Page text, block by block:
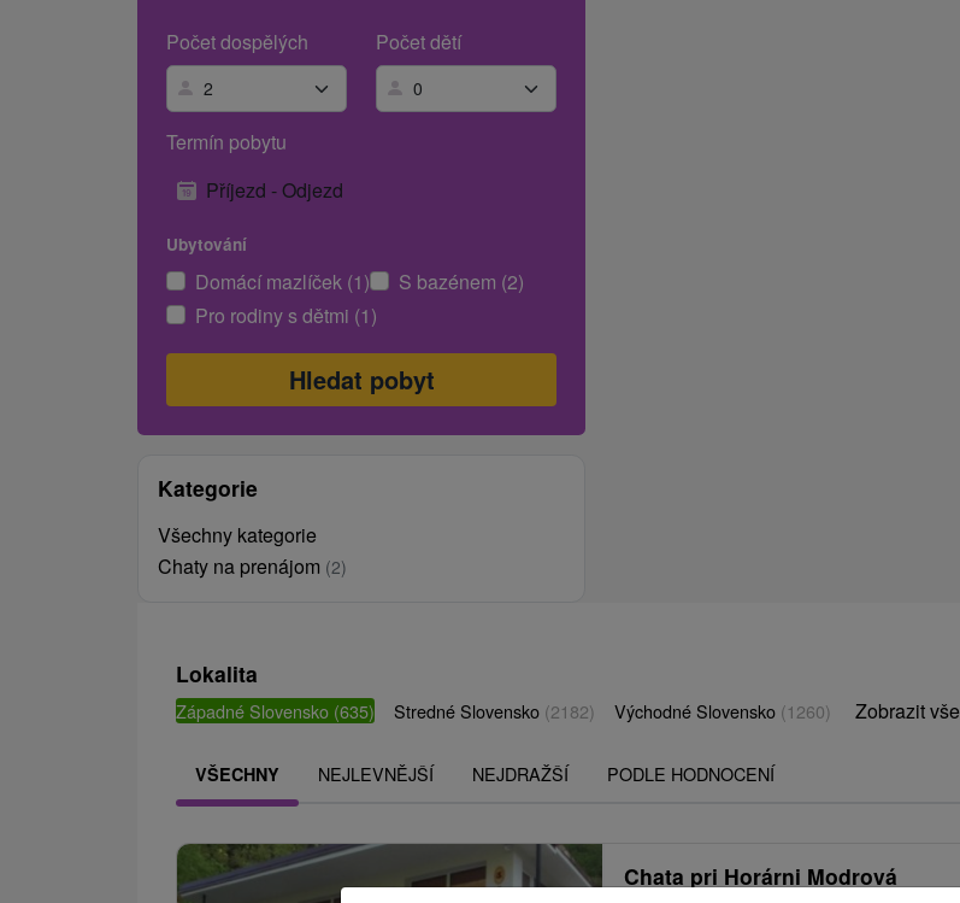
Počet dospělých
Počet dětí
Termín pobytu
Příjezd - Odjezd
Ubytování
Domácí mazlíček (1)
S bazénem (2)
Pro rodiny s dětmi (1)
Kategorie
Všechny kategorie
Chaty na prenájom (2)
Lokalita
Západné Slovensko (635) Stredné Slovensko (2182) Východné Slovensko (1260) Zobrazit vše
VŠECHNY NEJLEVNĚJŠÍ NEJDRAŽŠÍ PODLE HODNOCENÍ
Chata pri Horárni Modrová